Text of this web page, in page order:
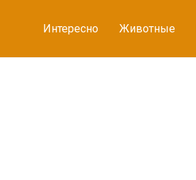
Интересно Животные